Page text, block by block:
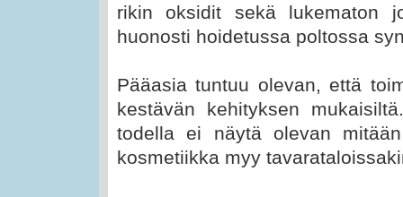
rikin oksidit sekä lukematon
huonosti hoidetussa poltossa
Pääasia tuntuu olevan, että
kestävän kehityksen
todella ei näytä olevan
kosmetiikka myy